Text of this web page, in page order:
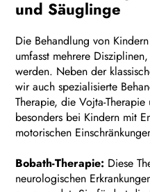
und Säuglinge
Die Behandlung von
umfasst mehrere
werden. Neben der
wir auch spezialisierte
Therapie, die Vojta-
besonders bei Kindern mit
motorischen
Bobath-Therapie: Diese
neurologischen